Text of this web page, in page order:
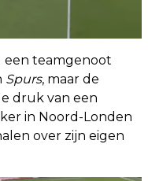
een teamgenoot
Spurs, maar de
druk van een
in Noord-Londen
over zijn eigen